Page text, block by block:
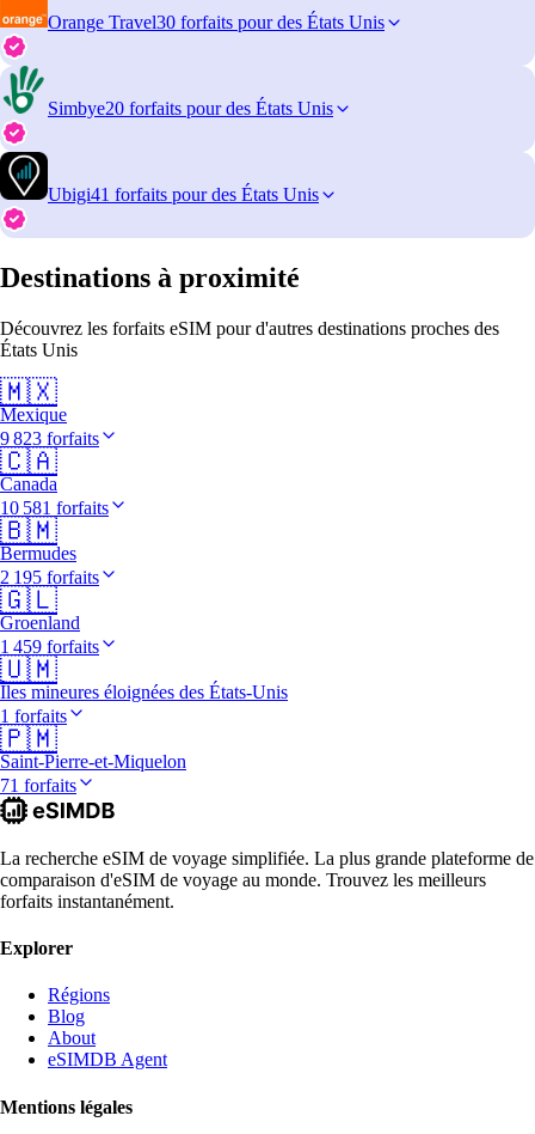
Orange Travel30 forfaits pour des États Unis
Simbye20 forfaits pour des États Unis
Ubigi41 forfaits pour des États Unis
Destinations à proximité
Découvrez les forfaits eSIM pour d'autres destinations proches des
États Unis
🇲🇽
Mexique
9 823 forfaits
🇨🇦
Canada
10 581 forfaits
🇧🇲
Bermudes
2 195 forfaits
🇬🇱
Groenland
1 459 forfaits
🇺🇲
Îles mineures éloignées des États-Unis
1 forfaits
🇵🇲
Saint-Pierre-et-Miquelon
71 forfaits
La recherche eSIM de voyage simplifiée. La plus grande plateforme de
comparaison d'eSIM de voyage au monde. Trouvez les meilleurs
forfaits instantanément.
Explorer
Régions
Blog
About
eSIMDB Agent
Mentions légales